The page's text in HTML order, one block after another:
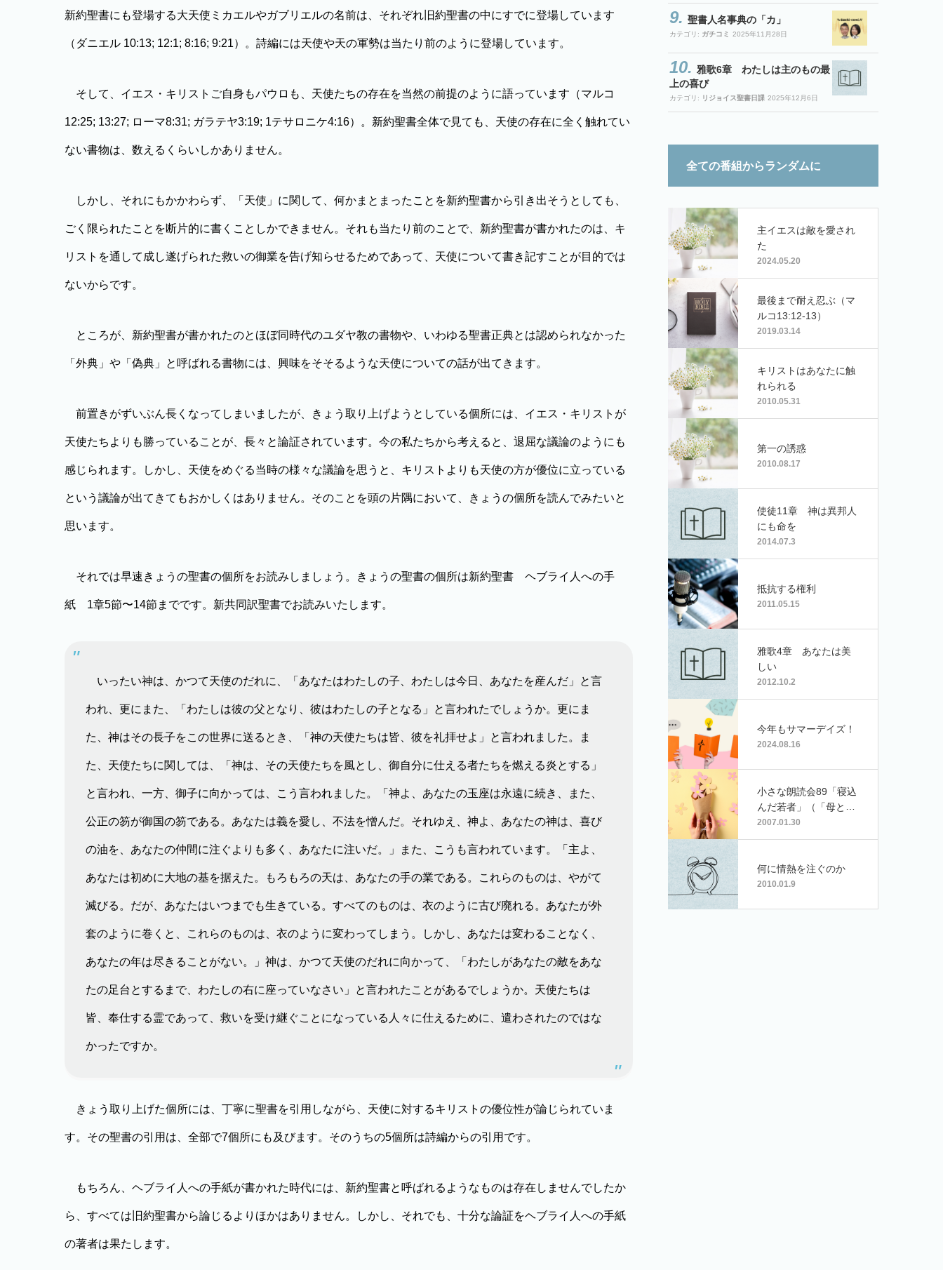
新約聖書にも登場する大天使ミカエルやガブリエルの名前は、それぞれ旧約聖書の中にすでに登場しています
（ダニエル 10:13; 12:1; 8:16; 9:21）。詩編には天使や天の軍勢は当たり前のように登場しています。
そして、イエス・キリストご自身もパウロも、天使たちの存在を当然の前提のように語っています（マルコ
12:25; 13:27; ローマ8:31; ガラテヤ3:19; 1テサロニケ4:16）。新約聖書全体で見ても、天使の存在に全く触れてい
ない書物は、数えるくらいしかありません。
しかし、それにもかかわらず、「天使」に関して、何かまとまったことを新約聖書から引き出そうとしても、
ごく限られたことを断片的に書くことしかできません。それも当たり前のことで、新約聖書が書かれたのは、キ
リストを通して成し遂げられた救いの御業を告げ知らせるためであって、天使について書き記すことが目的では
ないからです。
ところが、新約聖書が書かれたのとほぼ同時代のユダヤ教の書物や、いわゆる聖書正典とは認められなかった
「外典」や「偽典」と呼ばれる書物には、興味をそそるような天使についての話が出てきます。
前置きがずいぶん長くなってしまいましたが、きょう取り上げようとしている個所には、イエス・キリストが
天使たちよりも勝っていることが、長々と論証されています。今の私たちから考えると、退屈な議論のようにも
感じられます。しかし、天使をめぐる当時の様々な議論を思うと、キリストよりも天使の方が優位に立っている
という議論が出てきてもおかしくはありません。そのことを頭の片隅において、きょうの個所を読んでみたいと
思います。
それでは早速きょうの聖書の個所をお読みしましょう。きょうの聖書の個所は新約聖書 ヘブライ人への手
紙 1章5節〜14節までです。新共同訳聖書でお読みいたします。
いったい神は、かつて天使のだれに、「あなたはわたしの子、わたしは今日、あなたを産んだ」と言
われ、更にまた、「わたしは彼の父となり、彼はわたしの子となる」と言われたでしょうか。更にま
た、神はその長子をこの世界に送るとき、「神の天使たちは皆、彼を礼拝せよ」と言われました。ま
た、天使たちに関しては、「神は、その天使たちを風とし、御自分に仕える者たちを燃える炎とする」
と言われ、一方、御子に向かっては、こう言われました。「神よ、あなたの玉座は永遠に続き、また、
公正の笏が御国の笏である。あなたは義を愛し、不法を憎んだ。それゆえ、神よ、あなたの神は、喜び
の油を、あなたの仲間に注ぐよりも多く、あなたに注いだ。」また、こうも言われています。「主よ、
あなたは初めに大地の基を据えた。もろもろの天は、あなたの手の業である。これらのものは、やがて
滅びる。だが、あなたはいつまでも生きている。すべてのものは、衣のように古び廃れる。あなたが外
套のように巻くと、これらのものは、衣のように変わってしまう。しかし、あなたは変わることなく、
あなたの年は尽きることがない。」神は、かつて天使のだれに向かって、「わたしがあなたの敵をあな
たの足台とするまで、わたしの右に座っていなさい」と言われたことがあるでしょうか。天使たちは
皆、奉仕する霊であって、救いを受け継ぐことになっている人々に仕えるために、遣わされたのではな
かったですか。
きょう取り上げた個所には、丁寧に聖書を引用しながら、天使に対するキリストの優位性が論じられていま
す。その聖書の引用は、全部で7個所にも及びます。そのうちの5個所は詩編からの引用です。
もちろん、ヘブライ人への手紙が書かれた時代には、新約聖書と呼ばれるようなものは存在しませんでしたか
ら、すべては旧約聖書から論じるよりほかはありません。しかし、それでも、十分な論証をヘブライ人への手紙
の著者は果たします。
聖書人名事典の「カ」
カテゴリ: ガチコミ 2025年11月28日
雅歌6章 わたしは主のもの最
上の喜び
カテゴリ: リジョイス聖書日課 2025年12月6日
全ての番組からランダムに
主イエスは敵を愛され
た
2024.05.20
最後まで耐え忍ぶ（マ
ルコ13:12-13）
2019.03.14
キリストはあなたに触
れられる
2010.05.31
第一の誘惑
2010.08.17
使徒11章 神は異邦人
にも命を
2014.07.3
抵抗する権利
2011.05.15
雅歌4章 あなたは美
しい
2012.10.2
今年もサマーデイズ！
2024.08.16
小さな朗読会89「寝込
んだ若者」（「母と子
の聖書」79章）
2007.01.30
何に情熱を注ぐのか
2010.01.9